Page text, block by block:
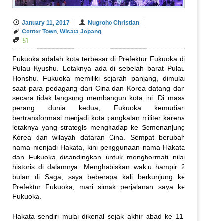
January 11, 2017
Nugroho Christian
Center Town, Wisata Jepang
51
Fukuoka adalah kota terbesar di Prefektur Fukuoka di
Pulau Kyushu. Letaknya ada di sebelah barat Pulau
Honshu. Fukuoka memiliki sejarah panjang, dimulai
saat para pedagang dari Cina dan Korea datang dan
secara tidak langsung membangun kota ini. Di masa
perang dunia kedua, Fukuoka kemudian
bertransformasi menjadi kota pangkalan militer karena
letaknya yang strategis menghadap ke Semenanjung
Korea dan wilayah dataran Cina. Sempat berubah
nama menjadi Hakata, kini penggunaan nama Hakata
dan Fukuoka disandingkan untuk menghormati nilai
historis di dalamnya. Menghabiskan waktu hampir 2
bulan di Saga, saya beberapa kali berkunjung ke
Prefektur Fukuoka, mari simak perjalanan saya ke
Fukuoka.
Hakata sendiri mulai dikenal sejak akhir abad ke 11,